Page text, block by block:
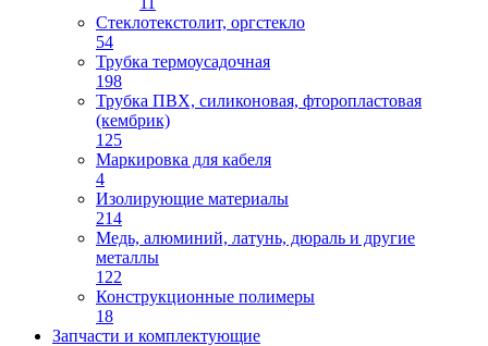
Стеклотекстолит, оргстекло
54
Трубка термоусадочная
198
Трубка ПВХ, силиконовая, фторопластовая
(кембрик)
125
Маркировка для кабеля
4
Изолирующие материалы
214
Медь, алюминий, латунь, дюраль и другие
металлы
122
Конструкционные полимеры
18
Запчасти и комплектующие